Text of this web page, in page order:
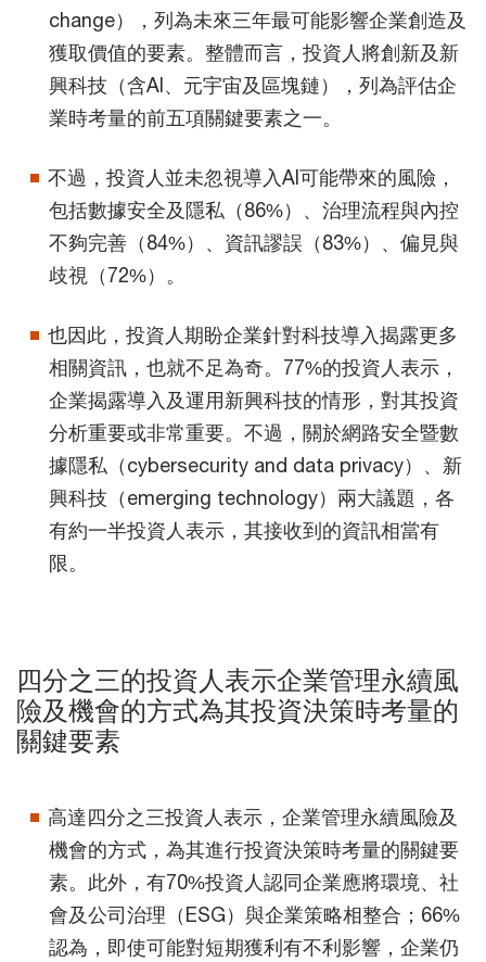
change），列為未來三年最可能影響企業創造及
獲取價值的要素。整體而言，投資人將創新及新
興科技（含AI、元宇宙及區塊鏈），列為評估企
業時考量的前五項關鍵要素之一。
不過，投資人並未忽視導入AI可能帶來的風險，
包括數據安全及隱私（86%）、治理流程與內控
不夠完善（84%）、資訊謬誤（83%）、偏見與
歧視（72%）。
也因此，投資人期盼企業針對科技導入揭露更多
相關資訊，也就不足為奇。77%的投資人表示，
企業揭露導入及運用新興科技的情形，對其投資
分析重要或非常重要。不過，關於網路安全暨數
據隱私（cybersecurity and data privacy）、新
興科技（emerging technology）兩大議題，各
有約一半投資人表示，其接收到的資訊相當有
限。
四分之三的投資人表示企業管理永續風
險及機會的方式為其投資決策時考量的
關鍵要素
高達四分之三投資人表示，企業管理永續風險及
機會的方式，為其進行投資決策時考量的關鍵要
素。此外，有70%投資人認同企業應將環境、社
會及公司治理（ESG）與企業策略相整合；66%
認為，即使可能對短期獲利有不利影響，企業仍